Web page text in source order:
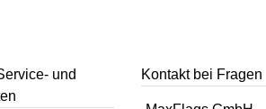
und
Kontakt bei Fragen